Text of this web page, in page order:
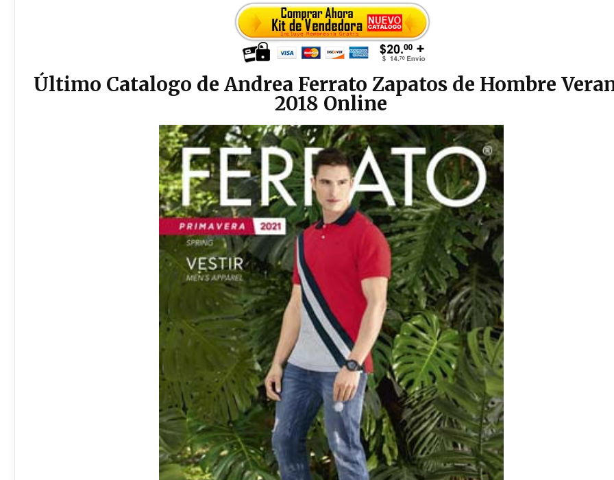
Último Catalogo de Andrea Ferrato Zapatos de Hombre
2018 Online